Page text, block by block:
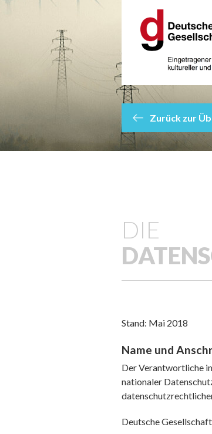
Zurück zur
DIE
Stand: Mai 2018
Name und
Der Verantwortliche
nationaler
Deutsche Gesellschaft